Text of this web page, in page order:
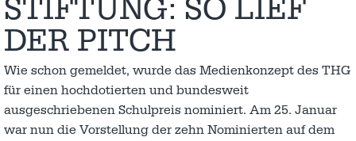
STIFTUNG: SO LIEF
DER PITCH
Wie schon gemeldet, wurde das Medienkonzept des THG
für einen hochdotierten und bundesweit
ausgeschriebenen Schulpreis nominiert. Am 25. Januar
war nun die Vorstellung der zehn Nominierten auf dem